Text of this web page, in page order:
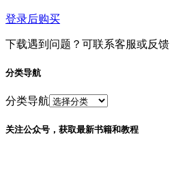
登录后购买
下载遇到问题？可联系客服或反馈
分类导航
分类导航
关注公众号，获取最新书籍和教程